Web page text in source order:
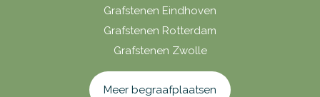
Grafstenen Eindhoven
Grafstenen Rotterdam
Grafstenen Zwolle
Meer begraafplaatsen